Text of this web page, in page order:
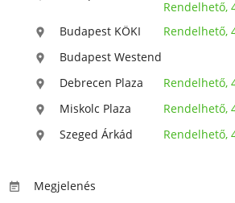
Rendelhető,
 Budapest KÖKI Rendelhető,
 Budapest Westend
 Debrecen Plaza Rendelhető,
 Miskolc Plaza Rendelhető,
 Szeged Árkád Rendelhető,
 Megjelenés